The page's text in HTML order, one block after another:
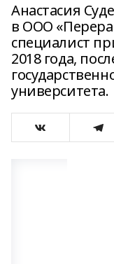
Анастасия
в ООО
специалист
2018 года,
университета.